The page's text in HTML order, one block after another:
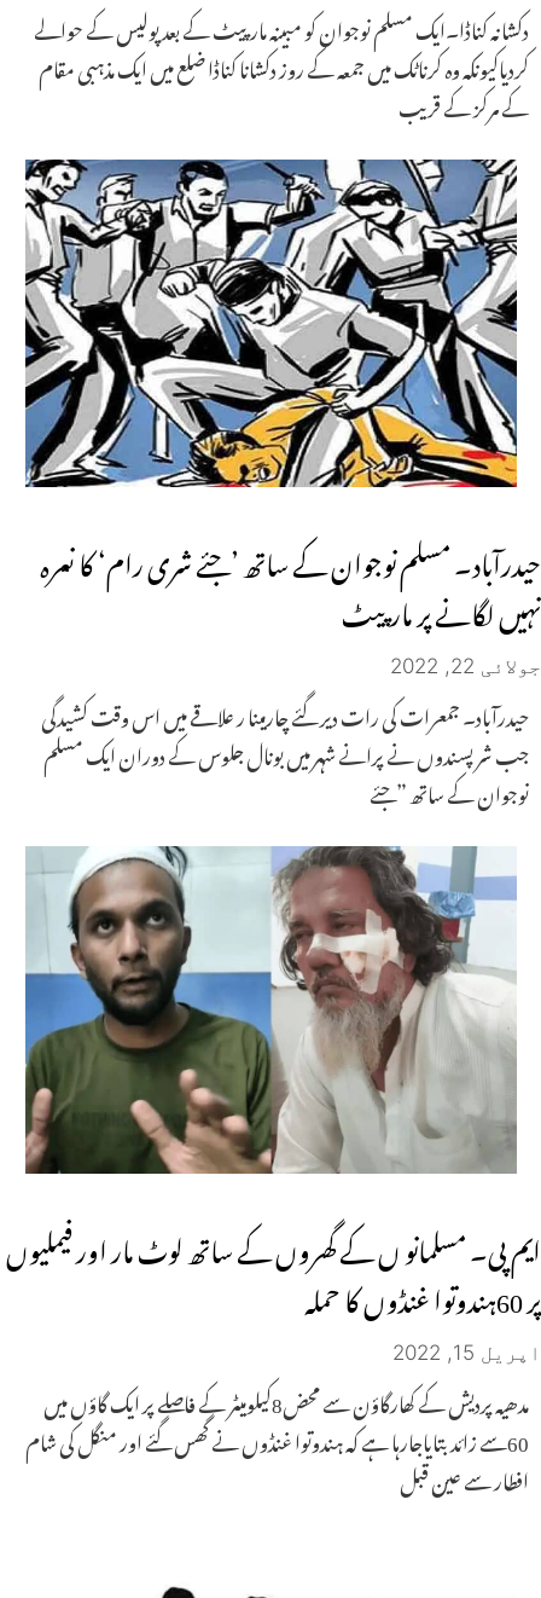
دکشانہ کناڈا۔ایک مسلم نوجوان کو مبینہ مارپیٹ کے بعد پولیس کے حوالے
کردیاکیونکہ وہ کرناٹک میں جمعہ کے روز دکشانا کناڈا ضلع میں ایک مذہبی مقام
کے مرکز کے قریب
حیدرآباد۔ مسلم نوجوان کے ساتھ ’جئے شری رام‘ کا نعرہ
نہیں لگانے پر مارپیٹ
جولائی 22, 2022
حیدرآباد۔ جمعرات کی رات دیر گئے چارمینا ر علاقے میں اس وقت کشیدگی
جب شر پسندوں نے پرانے شہر میں بونال جلوس کے دوران ایک مسلم
نوجوان کے ساتھ ”جئے
ایم پی۔ مسلمانو ں کے گھروں کے ساتھ لوٹ مار اور فیملیوں
پر 60ہندوتوا غنڈوں کا حملہ
اپریل 15, 2022
مدھیہ پردیش کے کھارگاؤن سے محض8کیلومیٹر کے فاصلے پر ایک گاؤں میں
60سے زائد بتایاجارہا ہے کہ ہندوتوا غنڈوں نے گھس گئے اور منگل کی شام
افطار سے عین قبل